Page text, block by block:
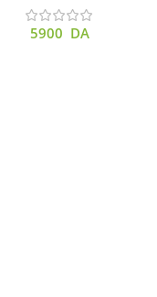
5900 DA